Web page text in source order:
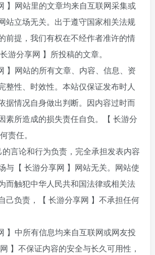
】网站里的文章均来自互联网采集或
站立场无关。出于遵守国家相关法规
前提，我们有权在不经作者准许的情
游分享网 】所投稿的文章。
】网站的所有文章、内容、信息、资
整性、时效性。本站仅保证发布时人
据情况自身做出判断。因内容过时而
素所造成的损失责任自负。【 长游分
责任。
言论和行为负责，完全承担发表内容
与【 长游分享网 】网站无关。网站使
而触犯中华人民共和国法律或相关法
己负责，【 长游分享网 】不承担任何
】中所有信息均来自互联网或网友投
】不保证内容的安全与长久可用性，